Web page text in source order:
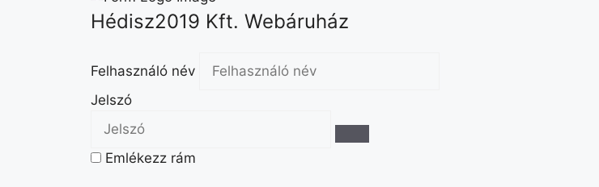
Hédisz2019 Kft. Webáruház
Felhasználó név
Jelszó
Emlékezz rám